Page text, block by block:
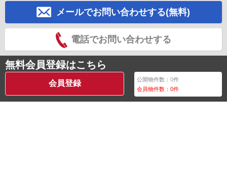
メールでお問い合わせする(無料)
電話でお問い合わせする
無料会員登録はこちら
会員登録 公開物件数：0件
会員物件数：0件